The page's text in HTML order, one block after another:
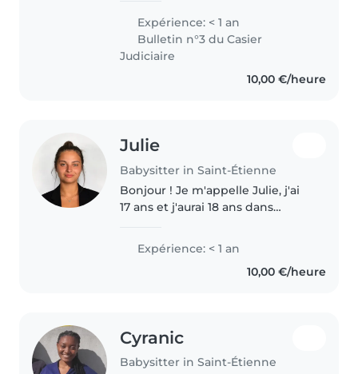
bienveillance et sécurité. Ayant
toujours aimé le contact avec les
enfants, je suis à l'aise avec..
Expérience: < 1 an
Bulletin n°3 du Casier
Judiciaire
10,00 €/heure
Julie
Babysitter in Saint-Étienne
Bonjour ! Je m'appelle Julie, j'ai
17 ans et j'aurai 18 ans dans
patiente, manuelle j'aime le
design et je suis responsable et..
Expérience: < 1 an
10,00 €/heure
Cyranic
Babysitter in Saint-Étienne